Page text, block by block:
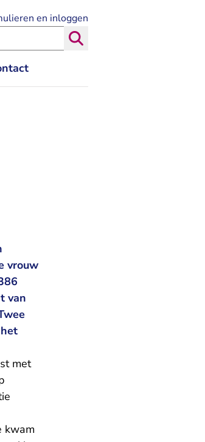
en inloggen
vrouw
van
met
kwam